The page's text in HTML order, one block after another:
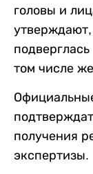
головы и
том числе
получения
экспертизы.